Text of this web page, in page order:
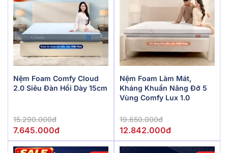
Nệm Foam Comfy Cloud
2.0 Siêu Đàn Hồi Dày 15cm
15.290.000đ
7.645.000đ
Nệm Foam Làm Mát,
Kháng Khuẩn Nâng Đỡ 5
Vùng Comfy Lux 1.0
19.650.000đ
12.842.000đ